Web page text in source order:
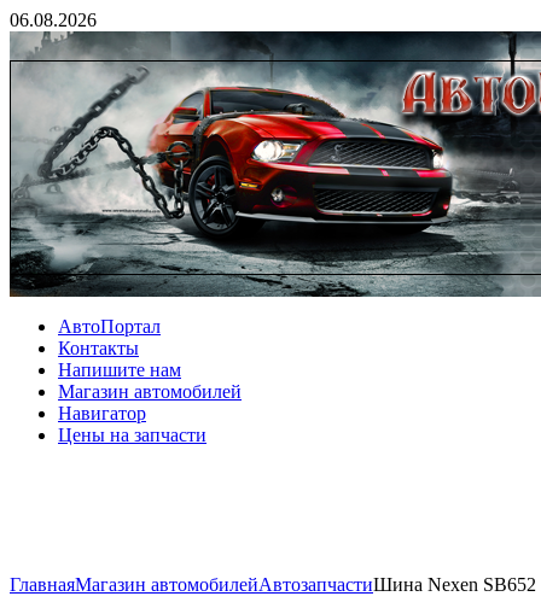
06.08.2026
АвтоПортал
Контакты
Напишите нам
Магазин автомобилей
Навигатор
Цены на запчасти
ГлавнаяМагазин автомобилейАвтозапчастиШина Nexen SB652